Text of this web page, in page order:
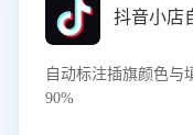
抖音小店
自动标注插旗颜色与
90%